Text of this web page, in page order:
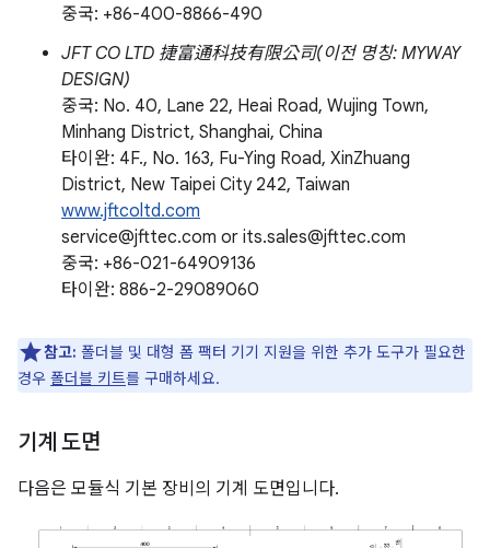
중국: +86-400-8866-490
JFT CO LTD 捷富通科技有限公司(이전 명칭: MYWAY
DESIGN)
중국: No. 40, Lane 22, Heai Road, Wujing Town,
Minhang District, Shanghai, China
타이완: 4F., No. 163, Fu-Ying Road, XinZhuang
District, New Taipei City 242, Taiwan
www.jftcoltd.com
service@jfttec.com or its.sales@jfttec.com
중국: +86-021-64909136
타이완: 886-2-29089060
참고: 폴더블 및 대형 폼 팩터 기기 지원을 위한 추가 도구가 필요한
경우 폴더블 키트를 구매하세요.
기계 도면
다음은 모듈식 기본 장비의 기계 도면입니다.